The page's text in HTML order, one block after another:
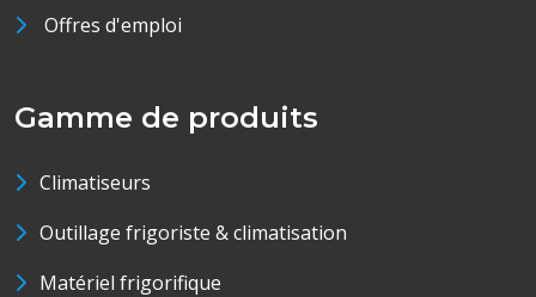
Offres d'emploi
Gamme de produits
Climatiseurs
Outillage frigoriste & climatisation
Matériel frigorifique